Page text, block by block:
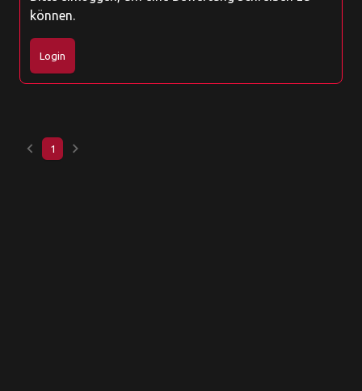
können.
Login
keyboard_arrow_left 1 keyboard_arrow_right